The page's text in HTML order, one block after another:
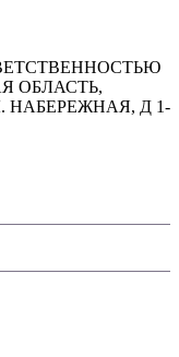
ОБЛАСТЬ,
НАБЕРЕЖНАЯ, Д 1-